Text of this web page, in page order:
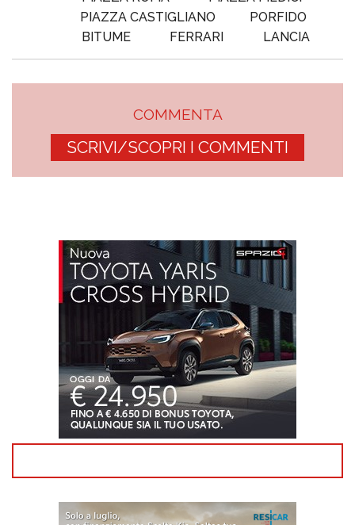
PIAZZA CASTIGLIANO
PORFIDO
BITUME
FERRARI LANCIA
COMMENTA
SCRIVI/SCOPRI I COMMENTI